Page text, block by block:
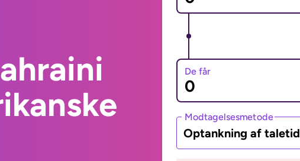
De får
Modtagelsesmetode
Optankning af taletid